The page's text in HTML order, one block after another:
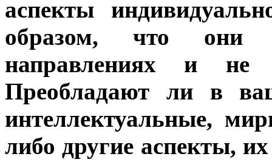
аспекты
образом, что они
направлениях и не
Преобладают ли в
интеллектуальные,
либо другие аспекты,